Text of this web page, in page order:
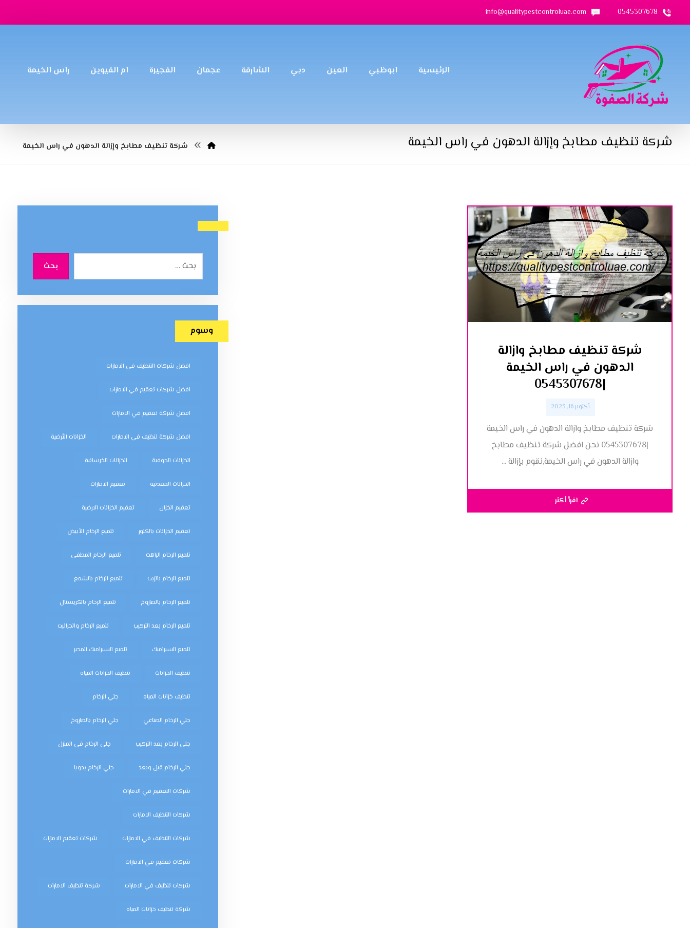
0545307678
info@qualitypestcontroluae.com
الرئيسية ابوظبي العين دبي الشارقة عجمان الفجيرة ام القيوين راس الخيمة
شركة تنظيف مطابخ وإزالة الدهون في راس الخيمة شركة تنظيف مطابخ وإزالة الدهون في راس الخيمة
شركة تنظيف مطابخ وازالة
الدهون في راس الخيمة
|0545307678
أكتوبر 16, 2023
شركة تنظيف مطابخ وازالة الدهون في راس الخيمة
|0545307678 نحن افضل شركة تنظيف مطابخ
وازالة الدهون في راس الخيمة,نقوم بإزالة ...
اقرأ أكثر
بحث
وسوم
افضل شركات التنظيف في الامارات
افضل شركات تعقيم في الامارات
افضل شركة تعقيم في الامارات
افضل شركة تنظيف في الامارات الخزانات الأرضية
الخزانات الجوفية الخزانات الخرسانية
الخزانات المعدنية تعقيم الامارات
تعقيم الخزان تعقيم الخزانات الارضية
تعقيم الخزانات بالكلور تلميع الرخام الأبيض
تلميع الرخام الباهت تلميع الرخام المطفي
تلميع الرخام بالزيت تلميع الرخام بالشمع
تلميع الرخام بالصاروخ تلميع الرخام بالكريستال
تلميع الرخام بعد التركيب تلميع الرخام والجرانيت
تلميع السيراميك تلميع السيراميك المجير
تنظيف الخزانات تنظيف الخزانات المياه
تنظيف خزانات المياه جلي الرخام
جلي الرخام الصناعي جلي الرخام بالصاروخ
جلي الرخام بعد التركيب جلي الرخام في المنزل
جلي الرخام قبل وبعد جلي الرخام يدويا
شركات التعقيم في الامارات
شركات التنظيف الامارات
شركات التنظيف في الامارات شركات تعقيم الامارات
شركات تعقيم في الامارات
شركات تنظيف في الامارات شركة تنظيف الامارات
شركة تنظيف خزانات المياه